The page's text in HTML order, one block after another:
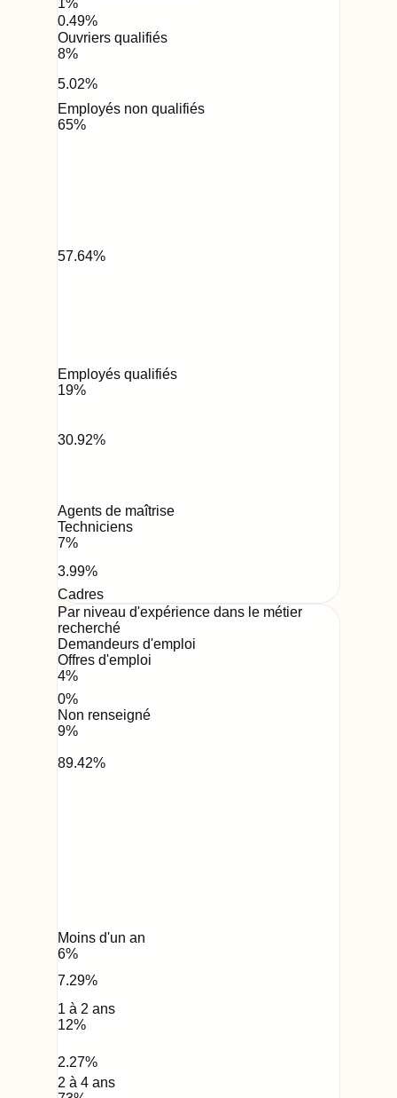
0.49%
Ouvriers qualifiés
8%
5.02%
Employés non qualifiés
65%
57.64%
Employés qualifiés
19%
30.92%
Agents de maîtrise
Techniciens
7%
3.99%
Cadres
Par niveau d'expérience dans le métier
recherché
Demandeurs d'emploi
Offres d'emploi
4%
0%
Non renseigné
9%
89.42%
Moins d'un an
6%
7.29%
1 à 2 ans
12%
2.27%
2 à 4 ans